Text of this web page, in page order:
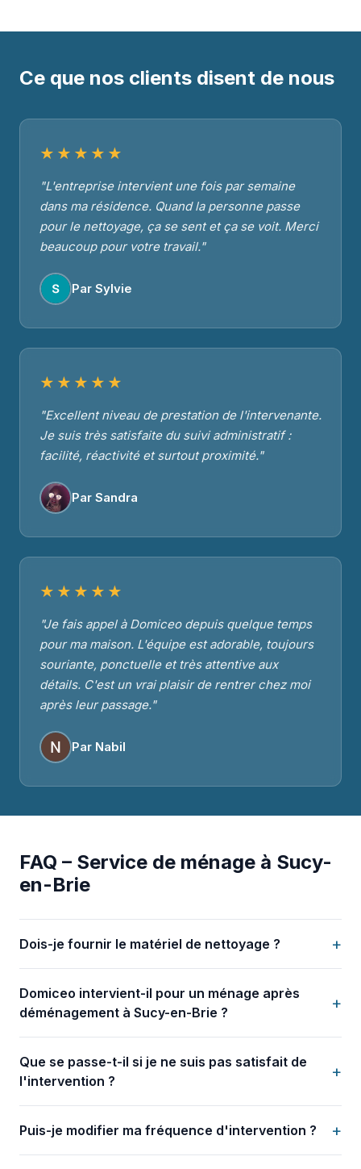
Ce que nos clients disent de nous
★★★★★
"L'entreprise intervient une fois par semaine
dans ma résidence. Quand la personne passe
pour le nettoyage, ça se sent et ça se voit. Merci
beaucoup pour votre travail."
Par Sylvie
★★★★★
"Excellent niveau de prestation de l'intervenante.
Je suis très satisfaite du suivi administratif :
facilité, réactivité et surtout proximité."
Par Sandra
★★★★★
"Je fais appel à Domiceo depuis quelque temps
pour ma maison. L'équipe est adorable, toujours
souriante, ponctuelle et très attentive aux
détails. C'est un vrai plaisir de rentrer chez moi
après leur passage."
Par Nabil
FAQ – Service de ménage à Sucy-
en-Brie
Dois-je fournir le matériel de nettoyage ? +
Domiceo intervient-il pour un ménage après
déménagement à Sucy-en-Brie ?
+
Que se passe-t-il si je ne suis pas satisfait de
l'intervention ?
+
Puis-je modifier ma fréquence d'intervention ? +